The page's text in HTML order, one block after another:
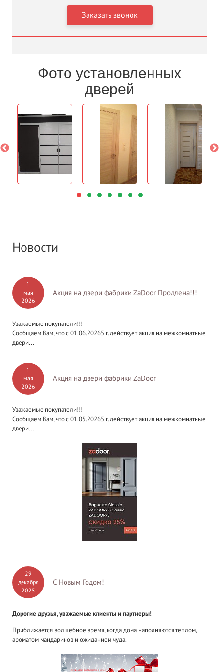
Фото установленных
дверей
Новости
1
мая
2026
Акция на двери фабрики ZaDoor Продлена!!!
Уважаемые покупатели!!!
Сообщаем Вам, что с 01.06.20265 г. действует акция на межкомнатные
двери...
1
мая
2026
Акция на двери фабрики ZaDoor
Уважаемые покупатели!!!
Сообщаем Вам, что с 01.05.20265 г. действует акция на межкомнатные
двери...
29
декабря
2025
С Новым Годом!
Дорогие друзья, уважаемые клиенты и партнеры!
Приближается волшебное время, когда дома наполняются теплом,
ароматом мандаринов и ожиданием чуда.